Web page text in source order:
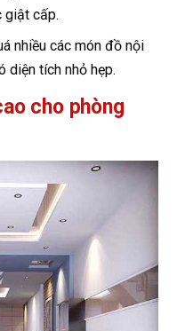
giật cấp.
nhiều các món đồ nội
diện tích nhỏ hẹp.
cho phòng